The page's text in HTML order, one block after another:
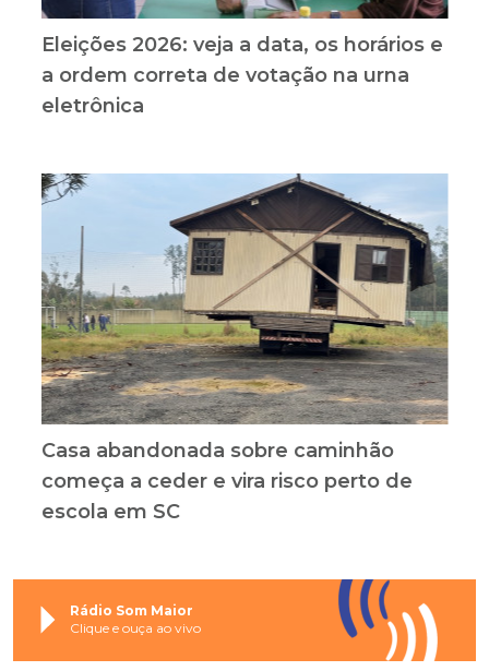
Eleições 2026: veja a data, os horários e
a ordem correta de votação na urna
eletrônica
Casa abandonada sobre caminhão
começa a ceder e vira risco perto de
escola em SC
Rádio Som Maior
Clique e ouça ao vivo